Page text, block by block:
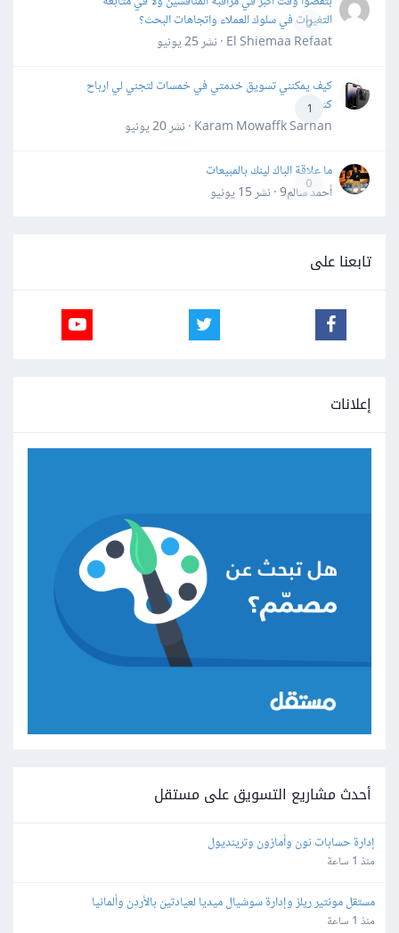
0
التغيرات في سلوك العملاء واتجاهات البحث؟
El Shiemaa Refaat · نشر
25 يونيو
1
كيف يمكنني تسويق خدمتي في خمسات لتجني لي ارباح
كثيرة
Karam Mowaffk Sarhan · نشر
20 يونيو
0
ما علاقة الباك لينك بالمبيعات
أحمد سالم9 · نشر
15 يونيو
تابعنا على
إعلانات
أحدث مشاريع التسويق على مستقل
إدارة حسابات نون وأمازون وترينديول
منذ 1 ساعة
مستقل مونتير ريلز وإدارة سوشيال ميديا لعيادتين بالأردن وألمانيا
منذ 1 ساعة